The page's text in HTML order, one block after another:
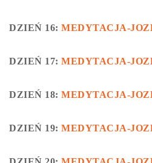
DZIEŃ 16: MEDYTACJA-
DZIEŃ 17: MEDYTACJA-
DZIEŃ 18: MEDYTACJA-
DZIEŃ 19: MEDYTACJA-